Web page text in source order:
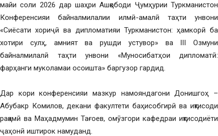
майи соли 2026 дар шаҳри Ашқободи Ҷумҳурии Туркманистон
Конференсияи байналмилалии илмӣ-амалӣ таҳти унвони
«Сиёсати хориҷӣ ва дипломатияи Туркманистон: ҳамкорӣ ба
хотири сулҳ, амният ва рушди устувор» ва III Озмуни
байналмилалӣ таҳти унвони «Муносибатҳои дипломатӣ:
фарҳанги муколамаи осоишта» баргузор гардид.
Дар кори конференсияи мазкур намояндагони Донишгоҳ –
Абубакр Комилов, декани факултети баҳисобгирӣ ва иқтисоди
рақамӣ ва Маҳадмумин Тағоев, омӯзгори кафедраи иқтисодиёти
ҷаҳонӣ иштирок намуданд.